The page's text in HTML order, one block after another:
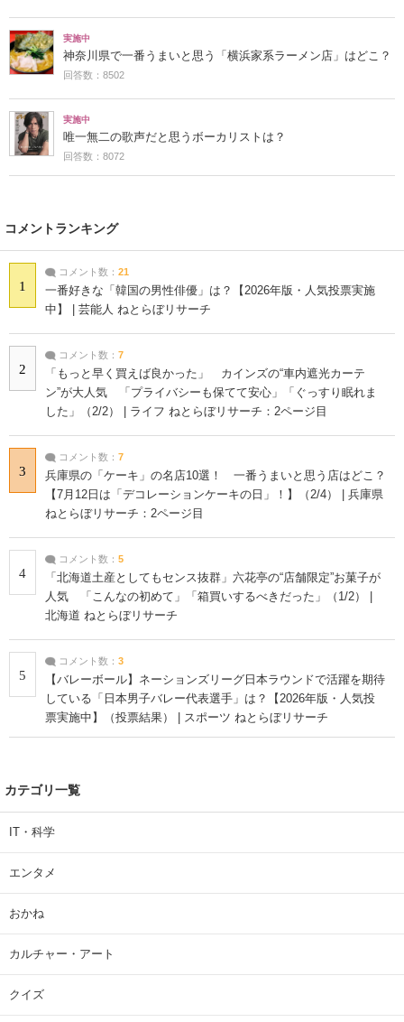
実施中
神奈川県で一番うまいと思う「横浜家系ラーメン店」はどこ？
回答数：8502
実施中
唯一無二の歌声だと思うボーカリストは？
回答数：8072
コメントランキング
1
コメント数： 21
一番好きな「韓国の男性俳優」は？【2026年版・人気投票実施
中】 | 芸能人 ねとらぼリサーチ
2
コメント数： 7
「もっと早く買えば良かった」 カインズの“車内遮光カーテ
ン”が大人気 「プライバシーも保てて安心」「ぐっすり眠れま
した」（2/2） | ライフ ねとらぼリサーチ：2ページ目
3
コメント数： 7
兵庫県の「ケーキ」の名店10選！ 一番うまいと思う店はどこ？
【7月12日は「デコレーションケーキの日」！】（2/4） | 兵庫県
ねとらぼリサーチ：2ページ目
4
コメント数： 5
「北海道土産としてもセンス抜群」六花亭の“店舗限定”お菓子が
人気 「こんなの初めて」「箱買いするべきだった」（1/2） |
北海道 ねとらぼリサーチ
5
コメント数： 3
【バレーボール】ネーションズリーグ日本ラウンドで活躍を期待
している「日本男子バレー代表選手」は？【2026年版・人気投
票実施中】（投票結果） | スポーツ ねとらぼリサーチ
カテゴリ一覧
IT・科学
エンタメ
おかね
カルチャー・アート
クイズ